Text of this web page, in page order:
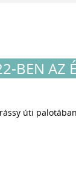
BEN AZ
úti